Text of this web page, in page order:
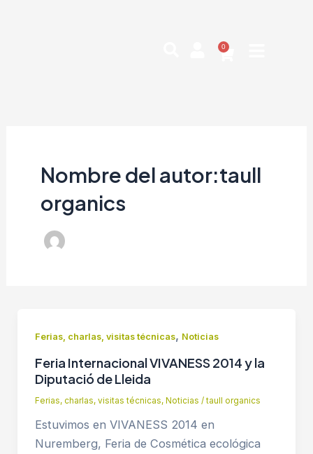
0
Cart
Nombre del autor:taull
organics
Ferias, charlas, visitas técnicas, Noticias
Feria Internacional VIVANESS 2014 y la
Diputació de Lleida
Ferias, charlas, visitas técnicas, Noticias /taull organics
Estuvimos en VIVANESS 2014 en
Nuremberg, Feria de Cosmética ecológica